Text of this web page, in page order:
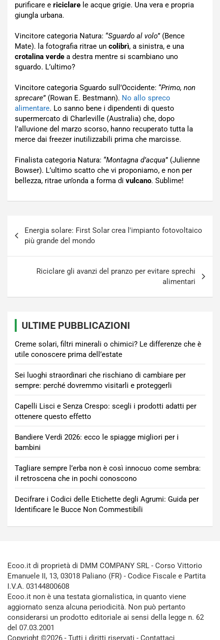
purificare e riciclare le acque grigie. Una vera e propria
giungla urbana.
Vincitore categoria Natura: “Sguardo al volo” (Bence
Mate). la fotografia ritrae un colibrì, a sinistra, e una
crotalina verde a destra mentre si scambiano uno
sguardo. L’ultimo?
Vincitore categoria Sguardo sull’Occidente: “Primo, non
sprecare” (Rowan E. Bestmann). No allo spreco
alimentare. Lo sanno bene i dipendenti di questo
supermercato di Charleville (Australia) che, dopo
l’alluvione del marzo scorso, hanno recuperato tutta la
merce dai freezer inutilizzabili prima che marcisse.
Finalista categoria Natura: “Montagna d’acqua” (Julienne
Bowser). L’ultimo scatto che vi proponiamo, e non per
bellezza, ritrae un’onda a forma di vulcano. Sublime!
articoli
Energia solare: First Solar crea l'impianto fotovoltaico
più grande del mondo
Riciclare gli avanzi del pranzo per evitare sprechi
alimentari
ULTIME PUBBLICAZIONI
Creme solari, filtri minerali o chimici? Le differenze che è
utile conoscere prima dell’estate
Sei luoghi straordinari che rischiano di cambiare per
sempre: perché dovremmo visitarli e proteggerli
Capelli Lisci e Senza Crespo: scegli i prodotti adatti per
ottenere questo effetto
Bandiere Verdi 2026: ecco le spiagge migliori per i
bambini
Tagliare sempre l’erba non è così innocuo come sembra:
il retroscena che in pochi conoscono
Decifrare i Codici delle Etichette degli Agrumi: Guida per
Identificare le Bucce Non Commestibili
Ecoo.it di proprietà di DMM COMPANY SRL - Corso Vittorio
Emanuele II, 13, 03018 Paliano (FR) - Codice Fiscale e Partita
I.V.A. 03144800608
Ecoo.it non è una testata giornalistica, in quanto viene
aggiornato senza alcuna periodicità. Non può pertanto
considerarsi un prodotto editoriale ai sensi della legge n. 62
del 07.03.2001
Copyright ©2026 - Tutti i diritti riservati - Contattaci